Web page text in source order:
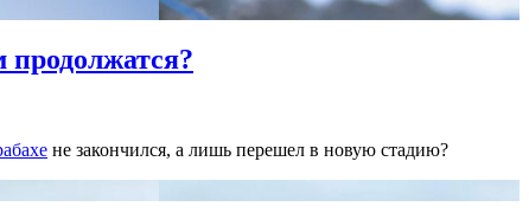
не закончился, а лишь перешел в новую стадию?